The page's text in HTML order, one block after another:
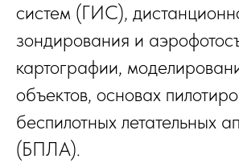
систем (ГИС),
зондирования и
картографии,
объектов, основах
беспилотных летательных
(БПЛА).